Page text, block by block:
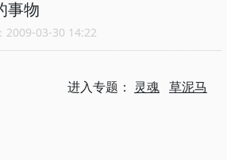
事物
2009-03-30 14:22
进入专题： 灵魂 草泥马